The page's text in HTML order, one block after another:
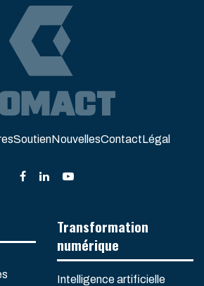
SoutienNouvellesContactLégal
Transformation
numérique
Intelligence artificielle